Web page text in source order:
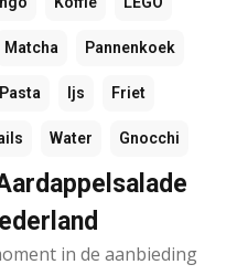
Matcha Pannenkoek
Pasta Ijs Friet
Water Gnocchi
in de aanbieding